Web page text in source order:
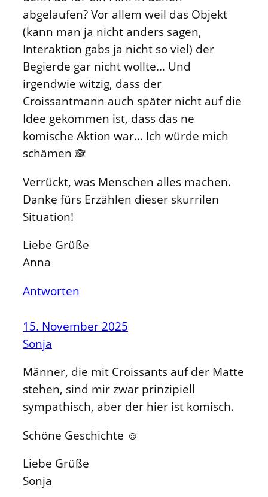
abgelaufen? Vor allem weil das Objekt
(kann man ja nicht anders sagen,
Interaktion gabs ja nicht so viel) der
Begierde gar nicht wollte… Und
irgendwie witzig, dass der
Croissantmann auch später nicht auf die
Idee gekommen ist, dass das ne
komische Aktion war… Ich würde mich
schämen 🙈
Verrückt, was Menschen alles machen.
Danke fürs Erzählen dieser skurrilen
Situation!
Liebe Grüße
Anna
Antworten
15. November 2025
Sonja
Männer, die mit Croissants auf der Matte
stehen, sind mir zwar prinzipiell
sympathisch, aber der hier ist komisch.
Schöne Geschichte ☺
Liebe Grüße
Sonja